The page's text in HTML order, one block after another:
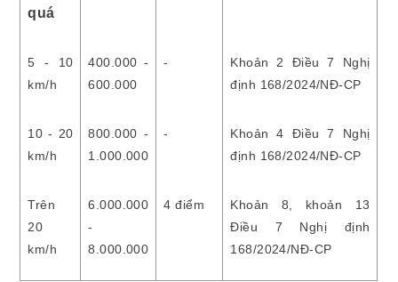
quá
5 - 10
km/h
400.000 -
600.000
-
Khoản 2 Điều 7 Nghị
định 168/2024/NĐ-CP
10 - 20
km/h
800.000 -
1.000.000
-
Khoản 4 Điều 7 Nghị
định 168/2024/NĐ-CP
Trên
20
km/h
6.000.000
-
8.000.000
4 điểm
Khoản 8, khoản 13
Điều 7 Nghị định
168/2024/NĐ-CP